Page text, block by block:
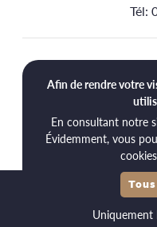
Tél:
©
Conditions générales
Afin de rendre votre
En consultant notre
Évidemment, vous
Uniquement